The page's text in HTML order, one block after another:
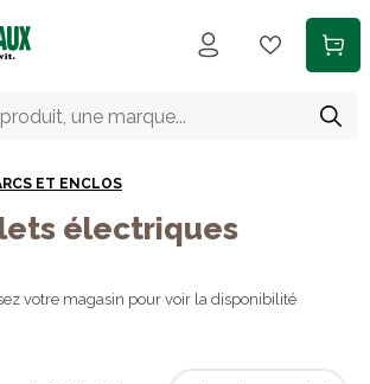
ET ENCLOS
électriques
votre magasin pour voir la disponibilité